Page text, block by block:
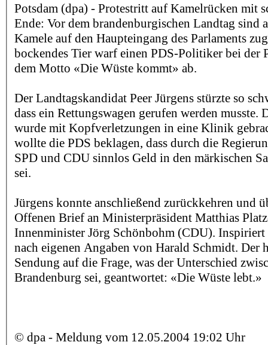
Potsdam (dpa) - Protestritt auf Kamelrücken mit
Ende: Vor dem brandenburgischen Landtag sind
Kamele auf den Haupteingang des Parlaments
bockendes Tier warf einen PDS-Politiker bei der
dem Motto «Die Wüste kommt» ab.
Der Landtagskandidat Peer Jürgens stürzte so
dass ein Rettungswagen gerufen werden musste.
wurde mit Kopfverletzungen in eine Klinik
wollte die PDS beklagen, dass durch die
SPD und CDU sinnlos Geld in den märkischen
sei.
Jürgens konnte anschließend zurückkehren und
Offenen Brief an Ministerpräsident Matthias
Innenminister Jörg Schönbohm (CDU). Inspiriert
nach eigenen Angaben von Harald Schmidt. Der
Sendung auf die Frage, was der Unterschied
Brandenburg sei, geantwortet: «Die Wüste lebt.»
© dpa - Meldung vom 12.05.2004 19:02 Uhr